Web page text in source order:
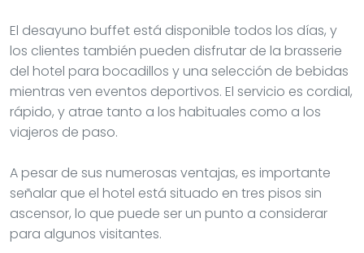
El desayuno buffet está disponible todos los días, y
los clientes también pueden disfrutar de la brasserie
del hotel para bocadillos y una selección de bebidas
mientras ven eventos deportivos. El servicio es cordial,
rápido, y atrae tanto a los habituales como a los
viajeros de paso.
A pesar de sus numerosas ventajas, es importante
señalar que el hotel está situado en tres pisos sin
ascensor, lo que puede ser un punto a considerar
para algunos visitantes.